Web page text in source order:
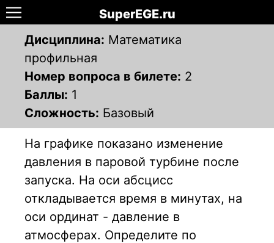
SuperEGE.ru
Дисциплина: Математика
профильная
Номер вопроса в билете: 2
Баллы: 1
Сложность: Базовый
На графике показано изменение
давления в паровой турбине после
запуска. На оси абсцисс
откладывается время в минутах, на
оси ординат - давление в
атмосферах. Определите по